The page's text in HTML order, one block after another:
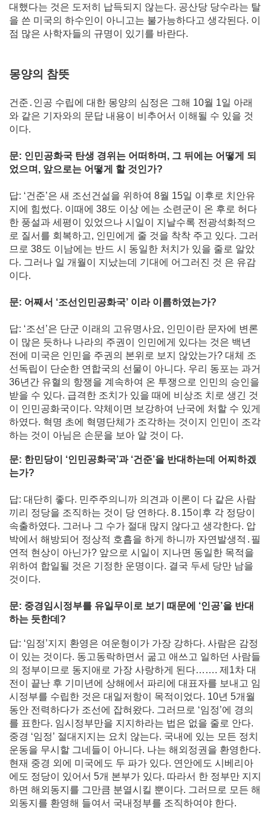
대했다는 것은 도저히 납득되지 않는다. 공산당 당수라는 탈
을 쓴 미국의 하수인이 아니고는 불가능하다고 생각된다. 이
점 많은 사학자들의 규명이 있기를 바란다.
몽양의 참뜻
건준․인공 수립에 대한 몽양의 심정은 그해 10월 1일 아래
와 같은 기자와의 문답 내용이 비추어서 이해될 수 있을 것
이다.
문: 인민공화국 탄생 경위는 어떠하며, 그 뒤에는 어떻게 되
었으며, 앞으로는 어떻게 할 것인가?
답: ‘건준’은 새 조선건설을 위하여 8월 15일 이후로 치안유
지에 힘썼다. 이때에 38도 이상 에는 소련군이 온 후로 허다
한 풍설과 세평이 있었으나 시일이 지날수록 전광석화적으
로 질서를 회복하고, 인민에게 줄 것을 착착 주고 있다. 그러
므로 38도 이남에는 반드 시 동일한 처치가 있을 줄로 알았
다. 그러나 일 개월이 지났는데 기대에 어그러진 것 은 유감
이다.
문: 어째서 ‘조선인민공화국’ 이라 이름하였는가?
답: ‘조선’은 단군 이래의 고유명사요, 인민이란 문자에 변론
이 많은 듯하나 나라의 주권이 인민에게 있다는 것은 백년
전에 미국은 인민을 주권의 본위로 보지 않았는가? 대체 조
선독립이 단순한 연합국의 선물이 아니다. 우리 동포는 과거
36년간 유혈의 항쟁을 계속하여 온 투쟁으로 인민의 승인을
받을 수 있다. 급격한 조치가 있을 때에 비상조 치로 생긴 것
이 인민공화국이다. 약체이면 보강하여 난국에 처할 수 있게
하였다. 혁명 초에 혁명단체가 조각하는 것이지 인민이 조각
하는 것이 아님은 손문을 보아 알 것이 다.
문: 한민당이 ‘인민공화국’과 ‘건준’을 반대하는데 어찌하겠
는가?
답: 대단히 좋다. 민주주의니까 의견과 이론이 다 같은 사람
끼리 정당을 조직하는 것이 당 연하다. 8․15이후 각 정당이
속출하였다. 그러나 그 수가 절대 많지 않다고 생각한다. 압
박에서 해방되어 정상적 호흡을 하게 하니까 자연발생적․필
연적 현상이 아닌가? 앞으로 시일이 지나면 동일한 목적을
위하여 합일될 것은 기정한 운명이다. 결국 두세 당만 남을
것이다.
문: 중경임시정부를 유일무이로 보기 때문에 ‘인공’을 반대
하는 듯한데?
답: ‘임정’지지 환영은 여운형이가 가장 강하다. 사람은 감정
이 있는 것이다. 동고동락하면서 굶고 애쓰고 일하던 사람들
의 정부이므로 동지애로 가장 사랑하게 된다……. 제1차 대
전이 끝난 후 기미년에 상해에서 파리에 대표자를 보내고 임
시정부를 수립한 것은 대일저항이 목적이었다. 10년 5개월
동안 전력하다가 조선에 잡혀왔다. 그러므로 ‘임정’에 경의
를 표한다. 임시정부만을 지지하라는 법은 없을 줄로 안다.
중경 ‘임정’ 절대지지는 요치 않는다. 국내에 있는 모든 정치
운동을 무시할 그네들이 아니다. 나는 해외정권을 환영한다.
현재 중경 외에 미국에도 두 파가 있다. 연안에도 시베리아
에도 정당이 있어서 5개 본부가 있다. 따라서 한 정부만 지지
하면 해외동지를 그만큼 분열시킬 뿐이다. 그러므로 모든 해
외동지를 환영해 들여서 국내정부를 조직하여야 한다.